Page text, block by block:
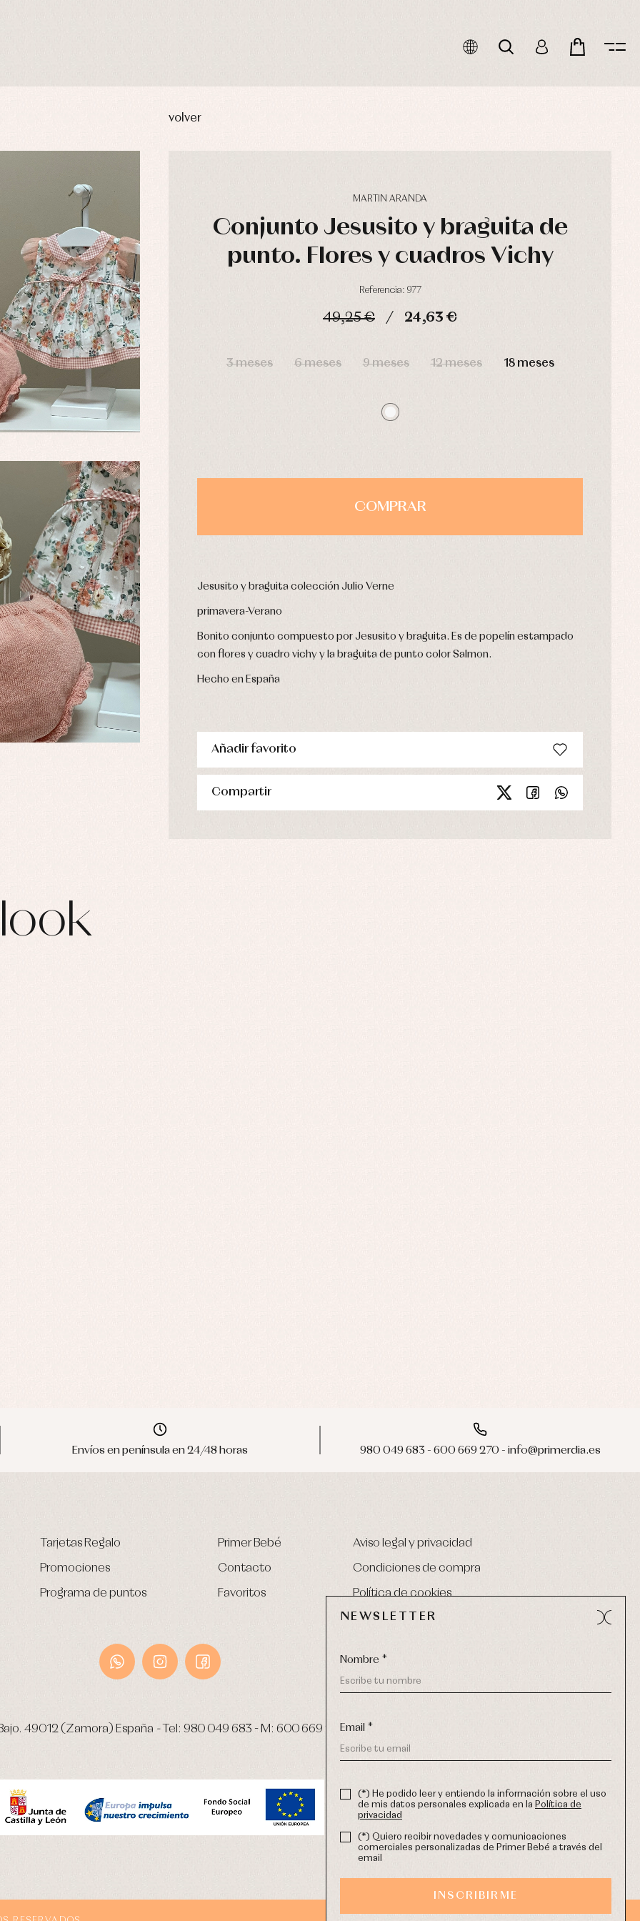
volver
MARTIN ARANDA
Conjunto Jesusito y braguita de
punto. Flores y cuadros Vichy
Referencia: 977
49,25 € 24,63 €
3 meses 6 meses 9 meses 12 meses 18 meses
COMPRAR
Jesusito y braguita colección Julio Verne
primavera-Verano
Bonito conjunto compuesto por Jesusito y braguita. Es de popelín estampado
con flores y cuadro vichy y la braguita de punto color Salmon.
Hecho en España
Añadir favorito
Compartir
Envíos en península en 24/48 horas 980 049 683 - 600 669 270 - info@primerdia.es
Tarjetas Regalo
Promociones
Programa de puntos
Primer Bebé
Contacto
Favoritos
Aviso legal y privacidad
Condiciones de compra
Política de cookies
49012 (Zamora) España -Tel: 980 049 683 - M: 600 669 270-email:
NEWSLETTER
Nombre *
Email *
(*) He podido leer y entiendo la información sobre el uso
de mis datos personales explicada en la Política de
privacidad
(*) Quiero recibir novedades y comunicaciones
comerciales personalizadas de Primer Bebé a través del
email
INSCRIBIRME
y camisas
y abrigos
y ranitas
interior
y fiesta
y camisas
y jersey
de abrigo
de baño
interior
Arras y fiesta
Camisas
Chaquetas y jerseys
Conjuntos
Ropa de baño
Ropa interior
Calcetines
Gorros y capotas
Leotardos
Puericultura